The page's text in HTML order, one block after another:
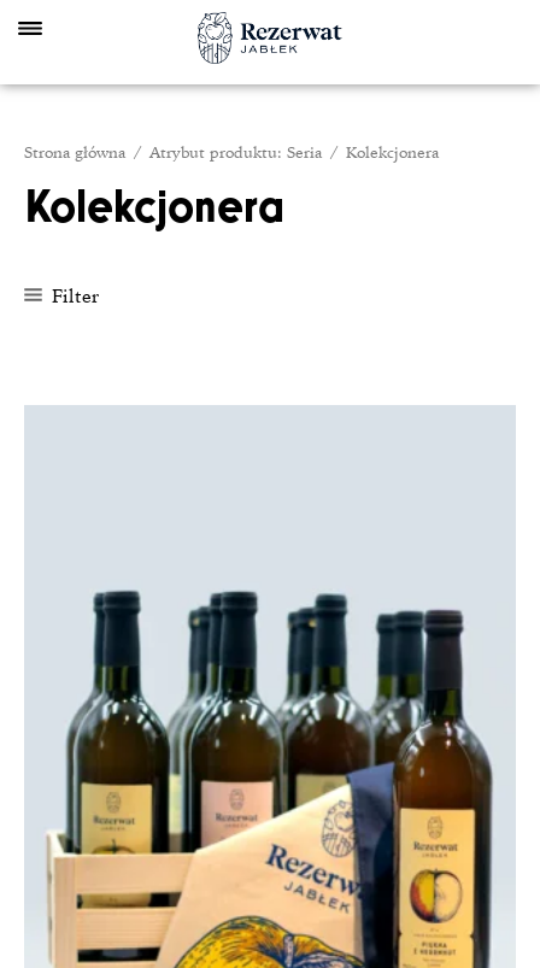
content
Strona główna / Atrybut produktu: Seria / Kolekcjonera
Kolekcjonera
Filter